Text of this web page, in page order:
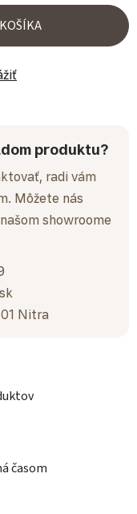
produktu?
radi vám
Môžete nás
showroome
Nitra
časom